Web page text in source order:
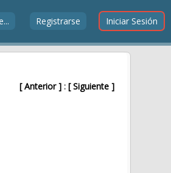
Registrarse Iniciar Sesión
[ Anterior ] :[ Siguiente ]